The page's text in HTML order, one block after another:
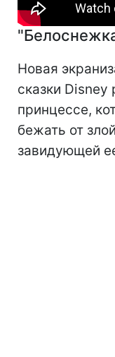
Новая
сказки Disney
принцессе,
бежать от
завидующей